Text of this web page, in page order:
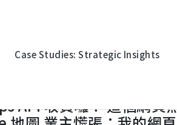
Case Studies: Strategic Insights
Corporation
頁無法正確載入 Google 地圖 業主慌張：
API 收費囉！ 這個網頁